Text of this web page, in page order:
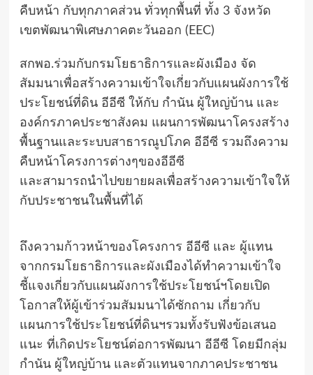
คืบหน้า กับทุกภาคส่วน ทั่วทุกพื้นที่ ทั้ง 3 จังหวัด
เขตพัฒนาพิเศษภาคตะวันออก (EEC)
สกพอ.ร่วมกับกรมโยธาธิการและผังเมือง จัด
สัมมนาเพื่อสร้างความเข้าใจเกี่ยวกับแผนผังการใช้
ประโยชน์ที่ดิน อีอีซี ให้กับ กำนัน ผู้ใหญ่บ้าน และ
องค์กรภาคประชาสังคม แผนการพัฒนาโครงสร้าง
พื้นฐานและระบบสาธารณูปโภค อีอีซี รวมถึงความ
คืบหน้าโครงการต่างๆของอีอีซี
และสามารถนำไปขยายผลเพื่อสร้างความเข้าใจให้
กับประชาชนในพื้นที่ได้
ถึงความก้าวหน้าของโครงการ อีอีซี และ ผู้แทน
จากกรมโยธาธิการและผังเมืองได้ทำความเข้าใจ
ชี้แจงเกี่ยวกับแผนผังการใช้ประโยชน์ฯโดยเปิด
โอกาสให้ผู้เข้าร่วมสัมมนาได้ซักถาม เกี่ยวกับ
แผนการใช้ประโยชน์ที่ดินฯรวมทั้งรับฟังข้อเสนอ
แนะ ที่เกิดประโยชน์ต่อการพัฒนา อีอีซี โดยมีกลุ่ม
กำนัน ผู้ใหญ่บ้าน และตัวแทนจากภาคประชาชน